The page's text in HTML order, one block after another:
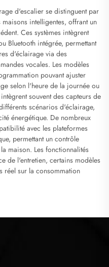
d'escalier se distinguent par
intelligentes, offrant un
Ces systèmes intègrent
Bluetooth intégrée, permettant
d'éclairage via des
vocales. Les modèles
pouvant ajuster
selon l'heure de la journée ou
souvent des capteurs de
scénarios d'éclairage,
énergétique. De nombreux
avec les plateformes
permettant un contrôle
maison. Les fonctionnalités
de l'entretien, certains modèles
réel sur la consommation